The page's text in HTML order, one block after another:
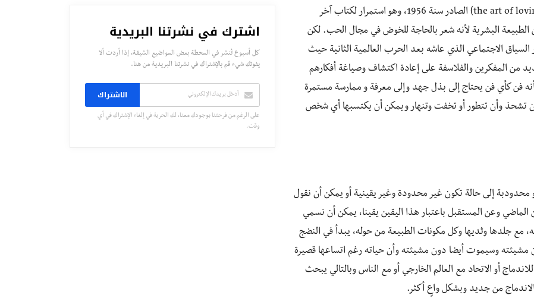
يأتينا ونحن جالسون على الأرائك. في كتابه (فن الحب the art of loving) الصادر سنة 1956، وهو استمرار لكتاب آخر
البشرية لأنه شعر بالحاجة للخوض في مجال الحب. لكن
الاجتماعي الذي عاشه بعد الحرب العالمية الثانية حيث
من المفكرين والفلاسفة على إعادة اكتشاف وصياغة أفكارهم
فن كأي فن يحتاج إلى بذل جهد وإلى معرفة و ممارسة مستمرة
تشحذ وأن تتطور أو تخفت وتنهار ويمكن أن يكتسبها أي شخص
إلى حالة تكون غير محدودة وغير يقينية أو يمكن أن نقول
وعن المستقبل باعتبار هذا اليقين يقينا، يمكن أن نسمي
مع جلدها وثديها وكل مكونات الطبيعة من حوله، يبدأ في النضج
مشيئته وسيموت أيضا دون مشيئته وأن حياته رغم اتساعها قصيرة
أو الاتحاد مع العالم الخارجي أو مع الناس وبالتالي يبحث
من جديد وبشكل واعٍ أكثر.
اشترك في نشرتنا البريدية
كل أسبوع تُنشر في المحطة بعض المواضيع الشيقة، إذا أردت ألا
يفوتك شيء قم بالإشتراك في نشرتنا البريدية من هنا.
الاشتراك
على الرغم من فرحتنا بوجودك معنا، لك الحرية في إلغاء الإشتراك في أي
وقت.